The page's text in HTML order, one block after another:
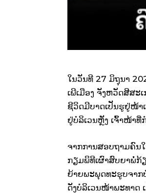
ໃນວັນທີ 27 ມິຖຸນາ
ເພີເມືອງ ຈັງຫວັດສີສະ
ຊີວິດມີບາດເປັນຮູຢູ່ໜ້າ
ຢູ່ບໍລິເວນຫຼັງ ເຈົ້າໜ້າທີ່
ຈາກການສອບຖາມຄົນ
ກຽມພິທີເຜົາສົບຍາພໍ່ກ້
ຍ້າຍພະພຸດທະຮູບຈາກ
ດັງບໍລິເວນໜ້າພະທາດ